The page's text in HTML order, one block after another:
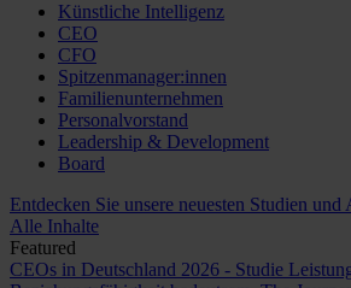
Künstliche Intelligenz
CEO
CFO
Spitzenmanager:innen
Familienunternehmen
Personalvorstand
Leadership & Development
Board
Entdecken Sie unsere neuesten Studien und
Alle Inhalte
Featured
CEOs in Deutschland 2026 - Studie